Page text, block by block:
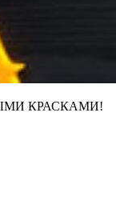
КРАСКАМИ!